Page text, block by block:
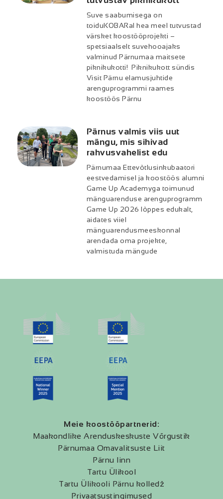
Suve saabumisega on
toiduKOBARal hea meel tutvustad
värsket koostööprojekti –
spetsiaalselt suvehooajaks
valminud Pärnumaa maitsete
piknikukotti! Piknikukott sündis
Visit Pärnu elamusjuhtide
arenguprogrammi raames
koostöös Pärnu
Pärnus valmis viis uut
mängu, mis sihivad
rahvusvahelist edu
Pärnumaa Ettevõtlusinkubaatori
eestvedamisel ja koostöös alumni
Game Up Academyga toimunud
mänguarenduse arenguprogramm
Game Up 2026 lõppes edukalt,
aidates viiel
mänguarendusmeeskonnal
arendada oma projekte,
valmistuda mängude
Meie koostööpartnerid:
Maakondlike Arenduskeskuste Võrgustik
Pärnumaa Omavalitsuste Liit
Pärnu linn
Tartu Ülikool
Tartu Ülikooli Pärnu kolledž
Privaatsustingimused